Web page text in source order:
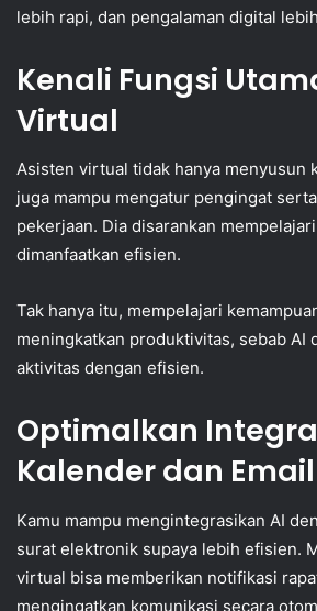
lebih rapi, dan pengalaman digital
Kenali Fungsi
Virtual
Asisten virtual tidak hanya menyusun
juga mampu mengatur pengingat
pekerjaan. Dia disarankan
dimanfaatkan efisien.
Tak hanya itu, mempelajari
meningkatkan produktivitas, sebab AI
aktivitas dengan efisien.
Optimalkan
Kalender dan Email
Kamu mampu mengintegrasikan AI
surat elektronik supaya lebih efisien.
virtual bisa memberikan notifikasi
mengingatkan komunikasi secara